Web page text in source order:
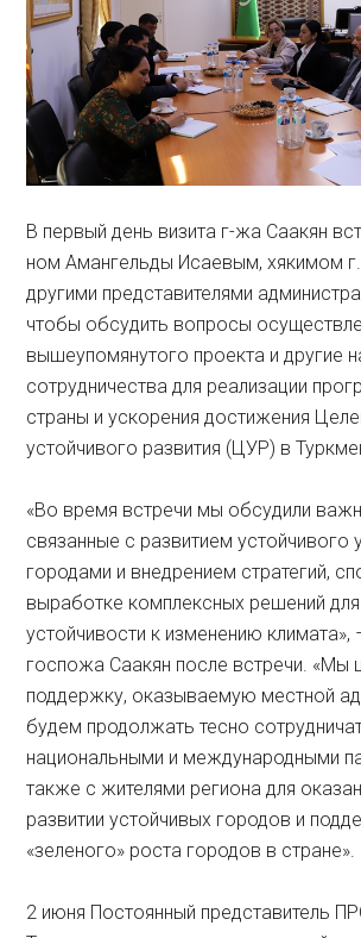
В первый день визита г-жа Саакян
ном Амангельды Исаевым, хякимом
другими представителями
чтобы обсудить вопросы
вышеупомянутого проекта и другие
сотрудничества для реализации
страны и ускорения достижения
устойчивого развития (ЦУР) в
«Во время встречи мы обсудили
связанные с развитием устойчивого
городами и внедрением стратегий,
выработке комплексных решений
устойчивости к изменению климата»,
госпожа Саакян после встречи.
поддержку, оказываемую местной
будем продолжать тесно
национальными и международными
также с жителями региона для
развитии устойчивых городов и
«зеленого» роста городов в стране».
2 июня Постоянный представитель